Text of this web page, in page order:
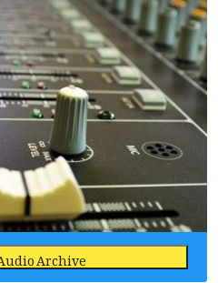
Archive